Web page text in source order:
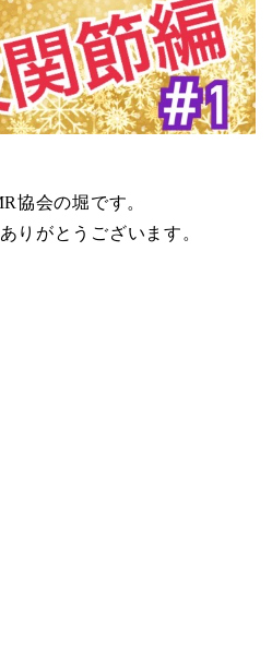
協会の堀です。
りがとうございます。